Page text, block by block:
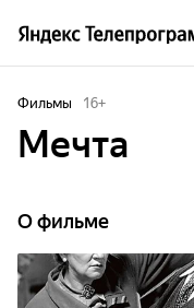
Фильмы 16+
Мечта
О фильме